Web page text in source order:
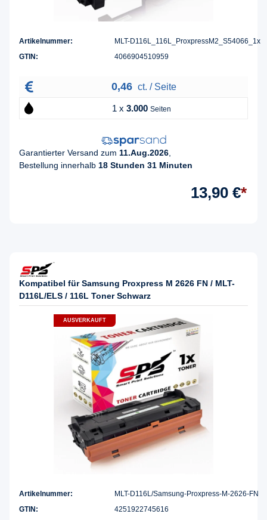
Artikelnummer:
MLT-D116L_116L_ProxpressM2_S54066_1x
GTIN:
4066904510959
0,46 ct. / Seite
1 x 3.000 Seiten
Garantierter Versand zum 11.Aug.2026
Bestellung innerhalb 18 Stunden 31 Minuten
13,90 €*
Kompatibel für Samsung Proxpress M 2626 FN / MLT-
D116L/ELS / 116L Toner Schwarz
AUSVERKAUFT
Artikelnummer:
MLT-D116L/Samsung-Proxpress-M-2626-FN
GTIN:
4251922745616